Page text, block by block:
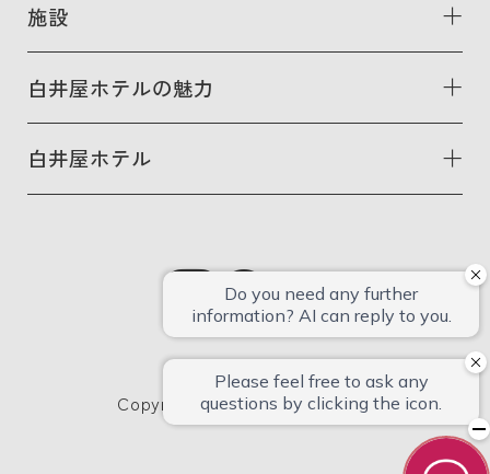
施設
白井屋ホテルの魅力
白井屋ホテル
Copyright © SHIROIYA HOTEL